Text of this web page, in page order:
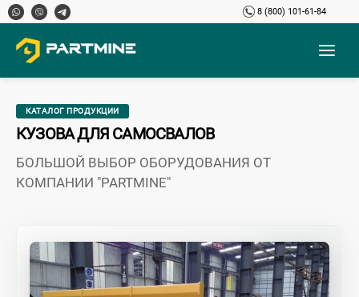
8 (800) 101-61-84
КАТАЛОГ ПРОДУКЦИИ
КУЗОВА ДЛЯ САМОСВАЛОВ
БОЛЬШОЙ ВЫБОР ОБОРУДОВАНИЯ ОТ
КОМПАНИИ "PARTMINE"